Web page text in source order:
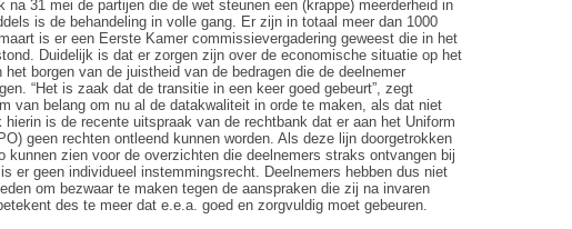
na 31 mei de partijen die de wet steunen een (krappe) meerderheid in
is de behandeling in volle gang. Er zijn in totaal meer dan 1000
is er een Eerste Kamer commissievergadering geweest die in het
Duidelijk is dat er zorgen zijn over de economische situatie op het
het borgen van de juistheid van de bedragen die de deelnemer
“Het is zaak dat de transitie in een keer goed gebeurt”, zegt
van belang om nu al de datakwaliteit in orde te maken, als dat niet
hierin is de recente uitspraak van de rechtbank dat er aan het Uniform
geen rechten ontleend kunnen worden. Als deze lijn doorgetrokken
kunnen zien voor de overzichten die deelnemers straks ontvangen bij
er geen individueel instemmingsrecht. Deelnemers hebben dus niet
om bezwaar te maken tegen de aanspraken die zij na invaren
des te meer dat e.e.a. goed en zorgvuldig moet gebeuren.